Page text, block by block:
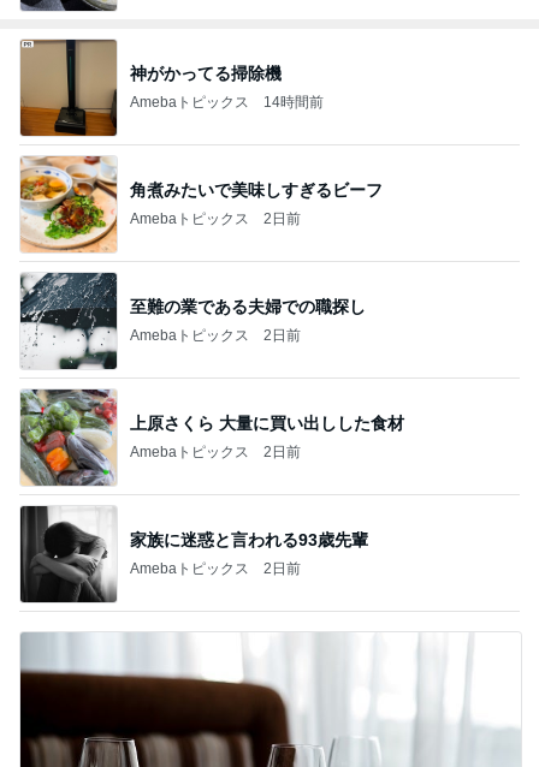
神がかってる掃除機
Amebaトピックス 14時間前
角煮みたいで美味しすぎるビーフ
Amebaトピックス 2日前
至難の業である夫婦での職探し
Amebaトピックス 2日前
上原さくら 大量に買い出しした食材
Amebaトピックス 2日前
家族に迷惑と言われる93歳先輩
Amebaトピックス 2日前